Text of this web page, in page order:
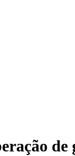
de